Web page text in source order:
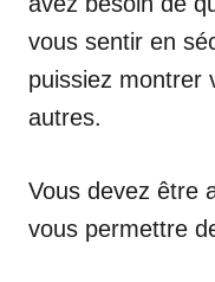
vous sentir en
puissiez montrer
autres.
Vous devez être
vous permettre